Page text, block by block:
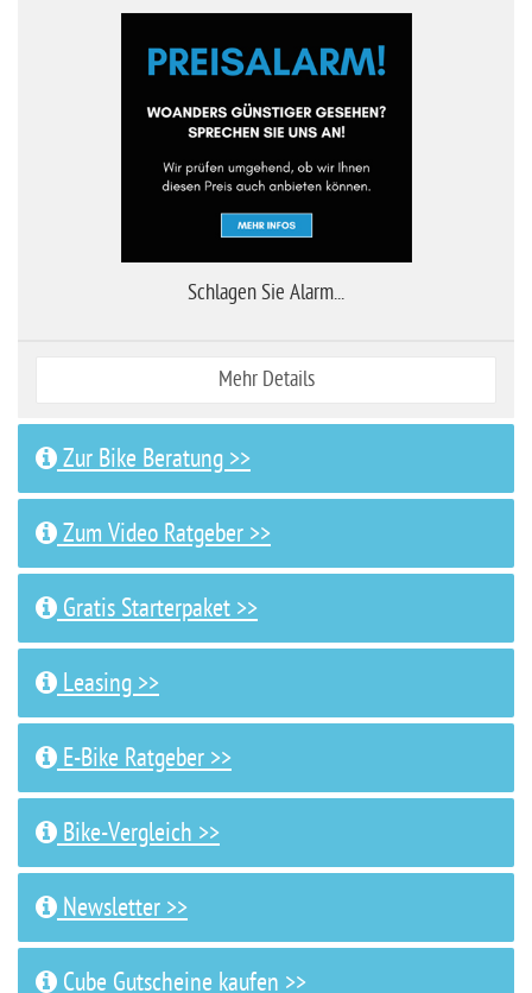
Schlagen Sie Alarm...
Mehr Details
Zur Bike Beratung >>
Zum Video Ratgeber >>
Gratis Starterpaket >>
Leasing >>
E-Bike Ratgeber >>
Bike-Vergleich >>
Newsletter >>
Cube Gutscheine kaufen >>